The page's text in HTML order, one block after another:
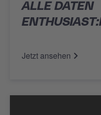
ALLE DATEN
Jetzt ansehen